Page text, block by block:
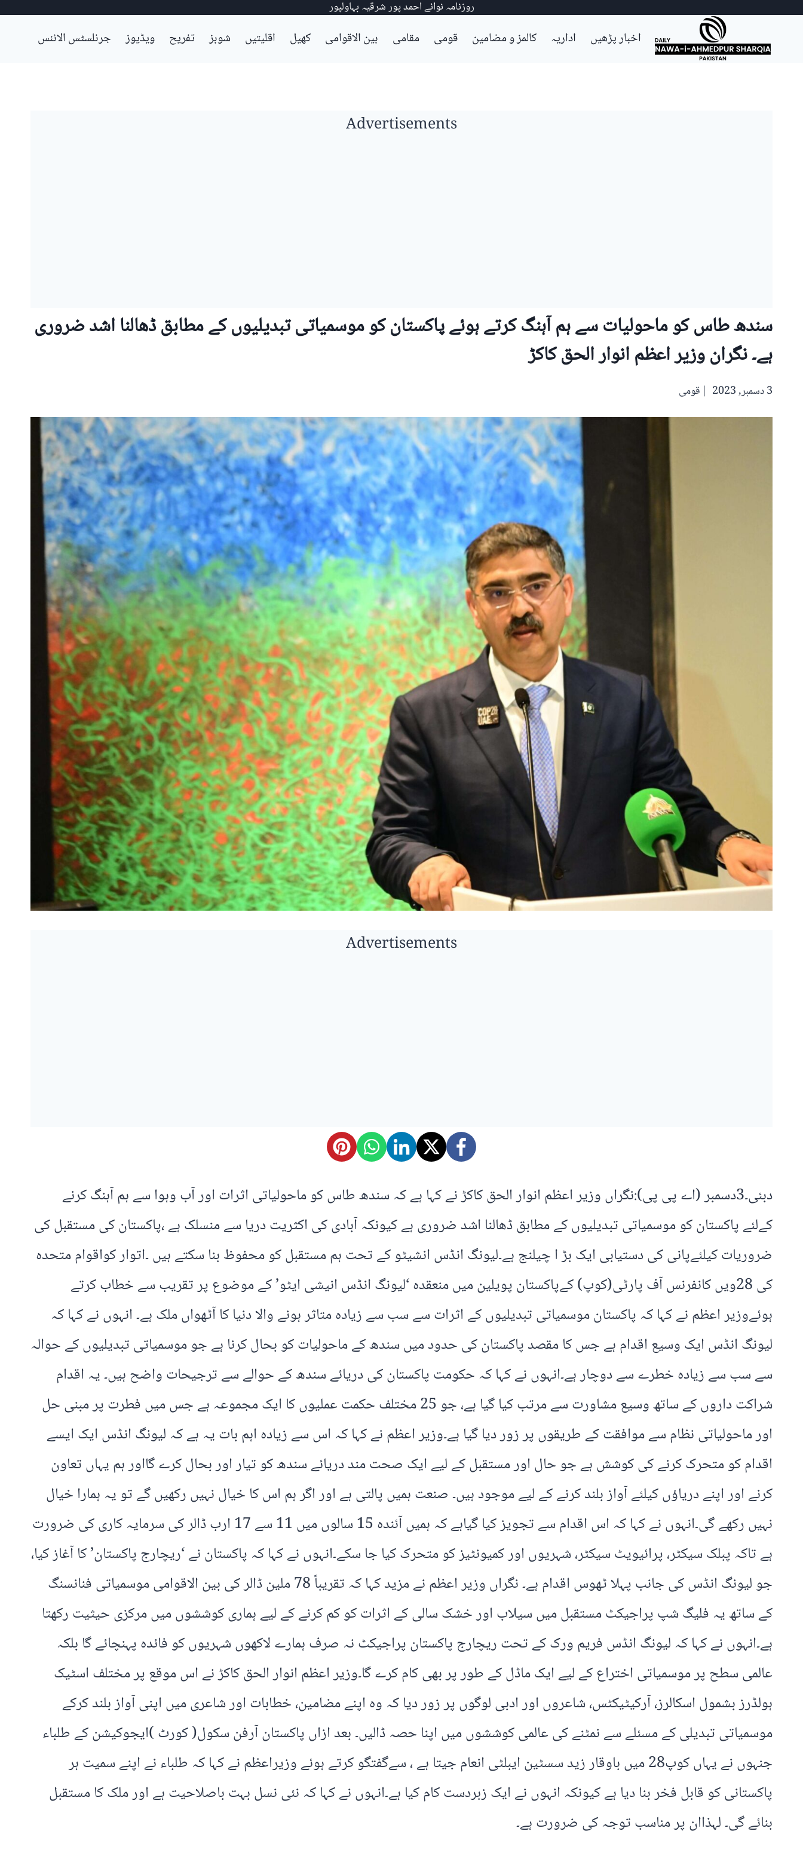
Skip
روزنامہ نوائے احمد پور شرقیہ بہاولپور
اخبار پڑھیں اداریہ کالمز و مضامین قومی مقامی بین الاقوامی کھیل اقلیتیں شوبز تفریح ویڈیوز جرنلسٹس الائنس
Advertisements
سندھ طاس کو ماحولیات سے ہم آہنگ کرتے ہوئے پاکستان کو موسمیاتی تبدیلیوں کے مطابق ڈھالنا اشد ضروری
ہے۔ نگران وزیر اعظم انوار الحق کاکڑ
3 دسمبر, 2023 قومی
Advertisements
دبئی۔3دسمبر (اے پی پی):نگراں وزیر اعظم انوار الحق کاکڑ نے کہا ہے کہ سندھ طاس کو ماحولیاتی اثرات اور آب وہوا سے ہم آہنگ کرنے
کےلئے پاکستان کو موسمیاتی تبدیلیوں کے مطابق ڈھالنا اشد ضروری ہے کیونکہ آبادی کی اکثریت دریا سے منسلک ہے ،پاکستان کی مستقبل کی
ضروریات کیلئےپانی کی دستیابی ایک بڑ ا چیلنج ہے۔لیونگ انڈس انشیٹو کے تحت ہم مستقبل کو محفوظ بنا سکتے ہیں ۔اتوار کواقوام متحدہ
کی 28ویں کانفرنس آف پارٹی(کوپ) کےپاکستان پویلین میں منعقدہ ‘لیونگ انڈس انیشی ایٹو’ کے موضوع پر تقریب سے خطاب کرتے
ہوئےوزیر اعظم نے کہا کہ پاکستان موسمیاتی تبدیلیوں کے اثرات سے سب سے زیادہ متاثر ہونے والا دنیا کا آٹھواں ملک ہے۔ انہوں نے کہا کہ
لیونگ انڈس ایک وسیع اقدام ہے جس کا مقصد پاکستان کی حدود میں سندھ کے ماحولیات کو بحال کرنا ہے جو موسمیاتی تبدیلیوں کے حوالہ
سے سب سے زیادہ خطرے سے دوچار ہے۔انہوں نے کہا کہ حکومت پاکستان کی دریائے سندھ کے حوالے سے ترجیحات واضح ہیں۔ یہ اقدام
شراکت داروں کے ساتھ وسیع مشاورت سے مرتب کیا گیا ہے، جو 25 مختلف حکمت عملیوں کا ایک مجموعہ ہے جس میں فطرت پر مبنی حل
اور ماحولیاتی نظام سے موافقت کے طریقوں پر زور دیا گیا ہے۔وزیر اعظم نے کہا کہ اس سے زیادہ اہم بات یہ ہے کہ لیونگ انڈس ایک ایسے
اقدام کو متحرک کرنے کی کوشش ہے جو حال اور مستقبل کے لیے ایک صحت مند دریائے سندھ کو تیار اور بحال کرے گااور ہم یہاں تعاون
کرنے اور اپنے دریاؤں کیلئے آواز بلند کرنے کے لیے موجود ہیں۔ صنعت ہمیں پالتی ہے اور اگر ہم اس کا خیال نہیں رکھیں گے تو یہ ہمارا خیال
نہیں رکھے گی۔انہوں نے کہا کہ اس اقدام سے تجویز کیا گیاہے کہ ہمیں آئندہ 15 سالوں میں 11 سے 17 ارب ڈالر کی سرمایہ کاری کی ضرورت
ہے تاکہ پبلک سیکٹر، پرائیویٹ سیکٹر، شہریوں اور کمیونٹیز کو متحرک کیا جا سکے۔انہوں نے کہا کہ پاکستان نے ‘ریچارج پاکستان’ کا آغاز کیا،
جو لیونگ انڈس کی جانب پہلا ٹھوس اقدام ہے۔ نگراں وزیر اعظم نے مزید کہا کہ تقریباً 78 ملین ڈالر کی بین الاقوامی موسمیاتی فنانسنگ
کے ساتھ یہ فلیگ شپ پراجیکٹ مستقبل میں سیلاب اور خشک سالی کے اثرات کو کم کرنے کے لیے ہماری کوششوں میں مرکزی حیثیت رکھتا
ہے۔انہوں نے کہا کہ لیونگ انڈس فریم ورک کے تحت ریچارج پاکستان پراجیکٹ نہ صرف ہمارے لاکھوں شہریوں کو فائدہ پہنچائے گا بلکہ
عالمی سطح پر موسمیاتی اختراع کے لیے ایک ماڈل کے طور پر بھی کام کرے گا۔وزیر اعظم انوار الحق کاکڑ نے اس موقع پر مختلف اسٹیک
ہولڈرز بشمول اسکالرز، آرکیٹیکٹس، شاعروں اور ادبی لوگوں پر زور دیا کہ وہ اپنے مضامین، خطابات اور شاعری میں اپنی آواز بلند کرکے
موسمیاتی تبدیلی کے مسئلے سے نمٹنے کی عالمی کوششوں میں اپنا حصہ ڈالیں۔ بعد ازاں پاکستان آرفن سکول( کورٹ )ایجوکیشن کے طلباء
جنہوں نے یہاں کوپ28 میں باوقار زید سسٹین ایبلٹی انعام جیتا ہے ، سےگفتگو کرتے ہوئے وزیراعظم نے کہا کہ طلباء نے اپنے سمیت ہر
پاکستانی کو قابل فخر بنا دیا ہے کیونکہ انہوں نے ایک زبردست کام کیا ہے۔انہوں نے کہا کہ نئی نسل بہت باصلاحیت ہے اور ملک کا مستقبل
بنائے گی۔ لہذاان پر مناسب توجہ کی ضرورت ہے۔